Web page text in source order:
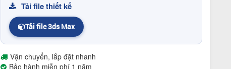
Tải file thiết kế
Tải file 3ds Max
Vận chuyển, lắp đặt nhanh
Bảo hành miễn phí 1 năm